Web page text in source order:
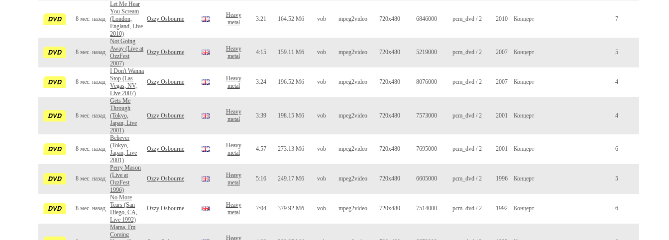
8 мес. назад
Let Me Hear
You Scream
(London,
England, Live
2010)
Ozzy Osbourne
Heavy
metal
3:21 164.52 Мб vob mpeg2video 720x480 6846000 pcm_dvd / 2 2010 Концерт 7
8 мес. назад
Not Going
Away (Live at
OzzFest
2007)
Ozzy Osbourne
Heavy
metal
4:15 159.11 Мб vob mpeg2video 720x480 5219000 pcm_dvd / 2 2007 Концерт 5
8 мес. назад
I Don't Wanna
Stop (Las
Vegas, NV,
Live 2007)
Ozzy Osbourne
Heavy
metal
3:24 196.52 Мб vob mpeg2video 720x480 8076000 pcm_dvd / 2 2007 Концерт 4
8 мес. назад
Gets Me
Through
(Tokyo,
Japan, Live
2001)
Ozzy Osbourne
Heavy
metal
3:39 198.15 Мб vob mpeg2video 720x480 7573000 pcm_dvd / 2 2001 Концерт 4
8 мес. назад
Believer
(Tokyo,
Japan, Live
2001)
Ozzy Osbourne
Heavy
metal
4:57 273.13 Мб vob mpeg2video 720x480 7695000 pcm_dvd / 2 2001 Концерт 6
8 мес. назад
Perry Mason
(Live at
OzzFest
1996)
Ozzy Osbourne
Heavy
metal
5:16 249.17 Мб vob mpeg2video 720x480 6605000 pcm_dvd / 2 1996 Концерт 5
8 мес. назад
No More
Tears (San
Diego, CA,
Live 1992)
Ozzy Osbourne
Heavy
metal
7:04 379.92 Мб vob mpeg2video 720x480 7514000 pcm_dvd / 2 1992 Концерт 6
Mama, I'm
Coming
Heavy